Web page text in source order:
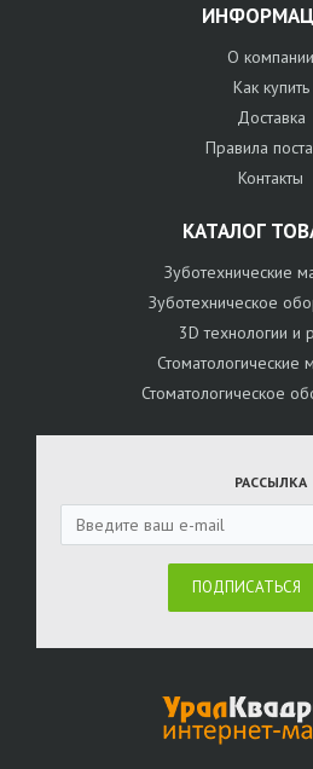
О компании
Как купить
Доставка
Правила
Контакты
КАТАЛОГ
Зуботехнические
Зуботехническое
3D технологии и
Стоматологические
Стоматологическое
РАССЫЛКА
ПОДПИСАТЬСЯ